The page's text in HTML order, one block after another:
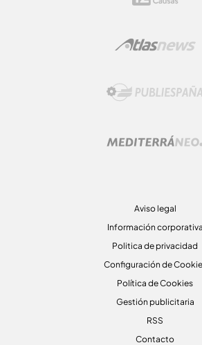
Aviso legal
Información corporativa
Politica de privacidad
Configuración de
Política de Cookies
Gestión publicitaria
RSS
Contacto